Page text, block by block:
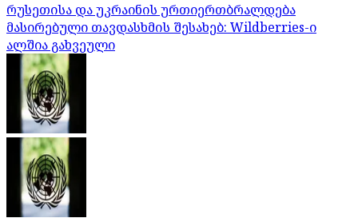
რუსეთისა და უკრაინის ურთიერთბრალდება
მასირებული თავდასხმის შესახებ: Wildberries-ი
ალშია გახვეული